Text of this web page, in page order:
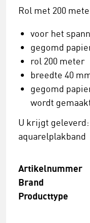
Rol met 200
voor het
gegomd
rol 200 meter
breedte 40
gegomd
wordt
U krijgt
aquarelplakband
Artikelnummer
Brand
Producttype